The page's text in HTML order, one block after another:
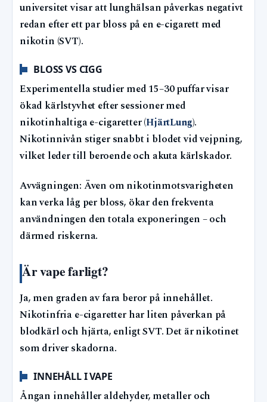
universitet visar att lunghälsan påverkas negativt
redan efter ett par bloss på en e-cigarett med
nikotin (SVT).
BLOSS VS CIGG
Experimentella studier med 15–30 puffar visar
ökad kärlstyvhet efter sessioner med
nikotinhaltiga e-cigaretter (HjärtLung).
Nikotinnivån stiger snabbt i blodet vid vejpning,
vilket leder till beroende och akuta kärlskador.
Avvägningen: Även om nikotinmotsvarigheten
kan verka låg per bloss, ökar den frekventa
användningen den totala exponeringen – och
därmed riskerna.
Är vape farligt?
Ja, men graden av fara beror på innehållet.
Nikotinfria e-cigaretter har liten påverkan på
blodkärl och hjärta, enligt SVT. Det är nikotinet
som driver skadorna.
INNEHÅLL I VAPE
Ångan innehåller aldehyder, metaller och